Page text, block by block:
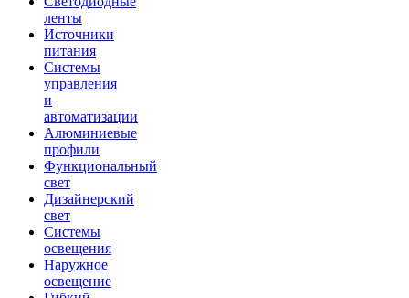
ленты
Источники
питания
Системы
управления
и
автоматизации
Алюминиевые
профили
Функциональный
свет
Дизайнерский
свет
Системы
освещения
Наружное
освещение